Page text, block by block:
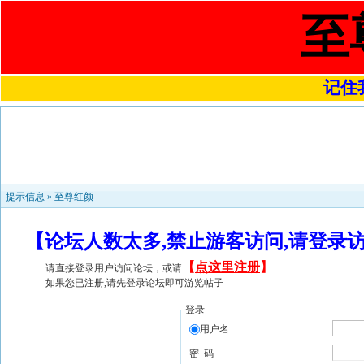
至
记住
提示信息 » 至尊红颜
【论坛人数太多,禁止游客访问,请登
请直接登录用户访问论坛，或请 【 点这里注册】
如果您已注册,请先登录论坛即可游览帖子
登录
用户名
密 码